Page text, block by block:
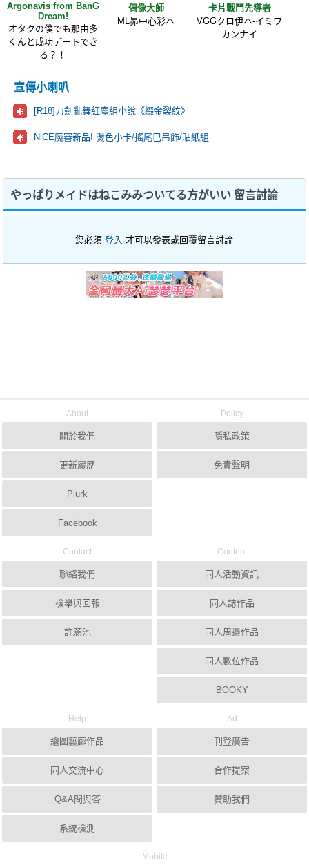
Argonavis from BanG
Dream!
オタクの僕でも那由多
くんと成功デートでき
る？！
偶像大師
ML昴中心彩本
卡片戰鬥先導者
VGGクロ伊本-イミワ
カンナイ
宣傳小喇叭
[R18]刀劍亂舞紅塵組小說《綴金裂紋》
NiCE魔審新品! 燙色小卡/搖尾巴吊飾/貼紙組
やっぱりメイドはねこみみついてる方がいい 留言討論
您必須登入 才可以發表或回覆留言討論
About
關於我們
更新履歷
Plurk
Facebook
Policy
隱私政策
免責聲明
Contact
聯絡我們
檢舉與回報
許願池
Content
同人活動資訊
同人誌作品
同人周邊作品
同人數位作品
BOOKY
Help
繪圖藝廊作品
同人交流中心
Q&A問與答
系統檢測
Ad
刊登廣告
合作提案
贊助我們
Mobile